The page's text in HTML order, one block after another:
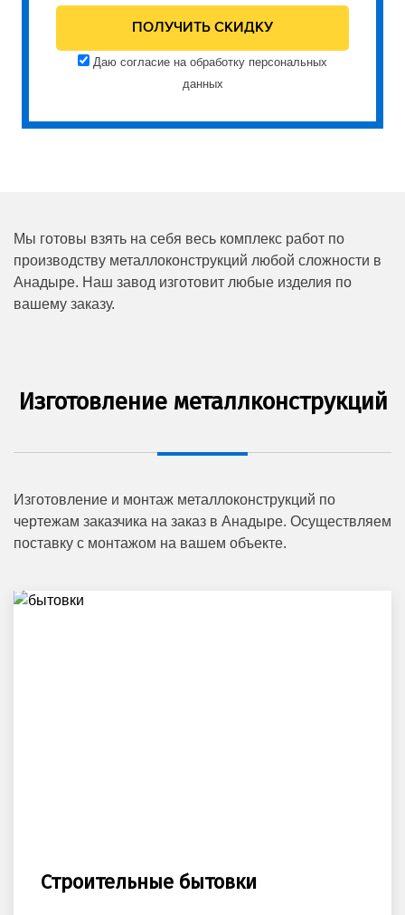
Даю согласие на обработку персональных
данных
Мы готовы взять на себя весь комплекс работ по
производству металлоконструкций любой сложности в
Анадыре. Наш завод изготовит любые изделия по
вашему заказу.
Изготовление металлконструкций
Изготовление и монтаж металлоконструкций по
чертежам заказчика на заказ в Анадыре. Осуществляем
поставку с монтажом на вашем объекте.
Строительные бытовки